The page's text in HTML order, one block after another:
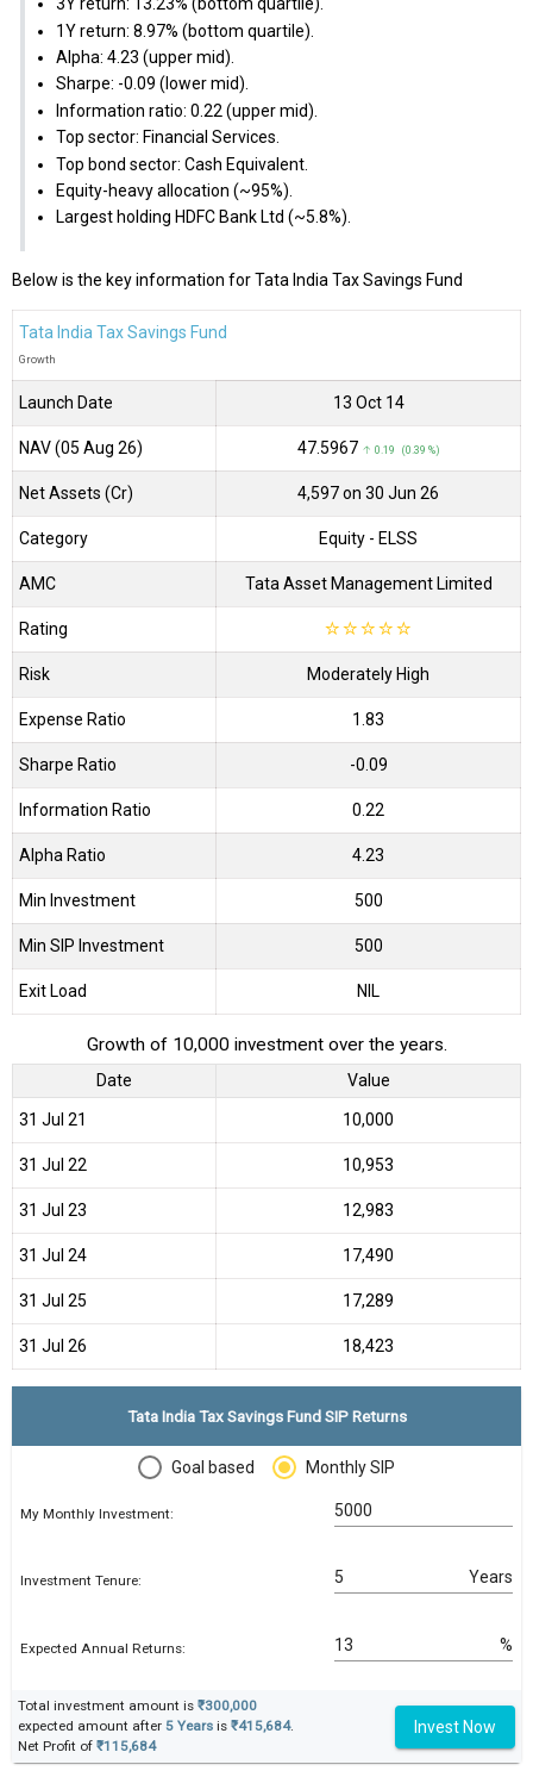
3Y return: 13.23% (bottom quartile).
1Y return: 8.97% (bottom quartile).
Alpha: 4.23 (upper mid).
Sharpe: -0.09 (lower mid).
Information ratio: 0.22 (upper mid).
Top sector: Financial Services.
Top bond sector: Cash Equivalent.
Equity-heavy allocation (~95%).
Largest holding HDFC Bank Ltd (~5.8%).
Below is the key information for Tata India Tax Savings Fund
Tata India Tax Savings Fund
Growth
Launch Date 13 Oct 14
NAV (05 Aug 26) ₹47.5967 ↑ 0.19 (0.39 %)
Net Assets (Cr) ₹4,597 on 30 Jun 26
Category Equity - ELSS
AMC Tata Asset Management Limited
Rating ☆☆☆☆☆
Risk Moderately High
Expense Ratio 1.83
Sharpe Ratio -0.09
Information Ratio 0.22
Alpha Ratio 4.23
Min Investment 500
Min SIP Investment 500
Exit Load NIL
Growth of 10,000 investment over the years.
Date Value
31 Jul 21 ₹10,000
31 Jul 22 ₹10,953
31 Jul 23 ₹12,983
31 Jul 24 ₹17,490
31 Jul 25 ₹17,289
31 Jul 26 ₹18,423
Tata India Tax Savings Fund SIP Returns
Goal based Monthly SIP
My Monthly Investment:
Investment Tenure: Years
Expected Annual Returns: %
Total investment amount is ₹300,000
expected amount after 5 Years is ₹415,684.
Net Profit of ₹115,684
Invest Now